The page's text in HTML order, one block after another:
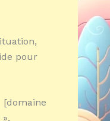
pour
[domaine